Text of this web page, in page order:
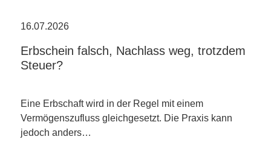
16.07.2026
Erbschein falsch, Nachlass weg, trotzdem
Steuer?
Eine Erbschaft wird in der Regel mit einem
Vermögenszufluss gleichgesetzt. Die Praxis kann
jedoch anders…